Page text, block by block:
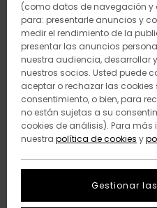
(como datos de navegación y
para: presentarle anuncios y
medir el rendimiento de la
presentar las anuncios
nuestra audiencia, desarrollar
nuestros socios. Usted puede
aceptar o rechazar las cookies
consentimiento, o bien, para
no están sujetas a su
cookies de análisis). Para
nuestra política de cookies y
Gestionar